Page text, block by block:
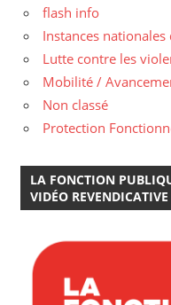
flash info
Instances
Lutte contre les
Mobilité /
Non classé
Protection
LA FONCTION
VIDÉO REVENDICATIVE